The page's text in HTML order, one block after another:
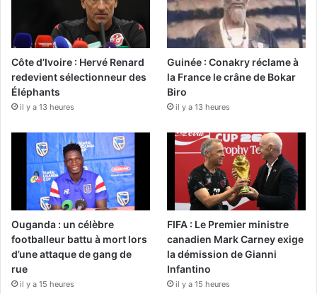
Côte d’Ivoire : Hervé Renard
redevient sélectionneur des
Éléphants
il y a 13 heures
Guinée : Conakry réclame à
la France le crâne de Bokar
Biro
il y a 13 heures
Ouganda : un célèbre
footballeur battu à mort lors
d’une attaque de gang de
rue
il y a 15 heures
FIFA : Le Premier ministre
canadien Mark Carney exige
la démission de Gianni
Infantino
il y a 15 heures